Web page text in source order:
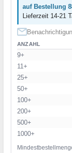
auf Bestellung
Lieferzeit 14-21
ANZAHL
9+
11+
25+
50+
100+
200+
500+
1000+